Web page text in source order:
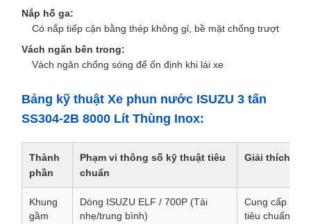
Nắp hố ga:
Có nắp tiếp cận bằng thép không gỉ, bề mặt chống trượt
Vách ngăn bên trong:
Vách ngăn chống sóng để ổn định khi lái xe
Bảng kỹ thuật Xe phun nước ISUZU 3 tấn
SS304-2B 8000 Lít Thùng Inox:
Thành
phần
Phạm vi thông số kỹ thuật tiêu
chuẩn
Giải thích
Khung
gầm
Dòng ISUZU ELF / 700P (Tải
nhẹ/trung bình)
Cung cấp
tiêu chuẩn